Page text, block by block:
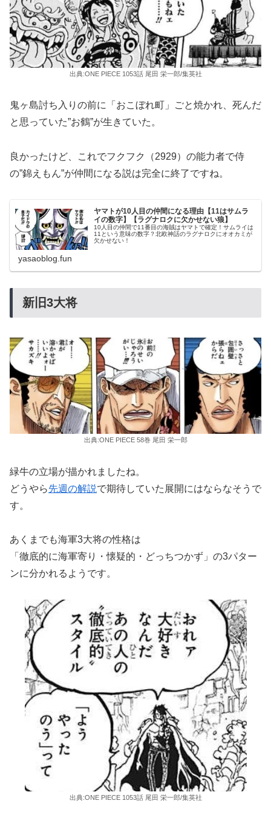
出典:ONE PIECE 1053話 尾田 栄一郎/集英社
鬼ヶ島討ち入りの前に「おこぼれ町」ごと焼かれ、死んだ
と思っていた”お鶴”が生きていた。
良かったけど、これでフクフク（2929）の能力者で侍
の”錦えもん”が仲間になる説は完全に終了ですね。
ヤマトが10人目の仲間になる理由【11はサムラ
イの数字】【ラグナロクに欠かせない狼】
10人目の仲間で11番目の海賊はヤマトで確定！サムライは
11という意味の数字？北欧神話のラグナロクにオオカミが
欠かせない！
yasaoblog.fun
新旧3大将
出典:ONE PIECE 58巻 尾田 栄一郎
緑牛の立場が描かれましたね。
どうやら先週の解説で期待していた展開にはならなそうで
す。
あくまでも海軍3大将の性格は
「徹底的に海軍寄り・懐疑的・どっちつかず」の3パター
ンに分かれるようです。
出典:ONE PIECE 1053話 尾田 栄一郎/集英社